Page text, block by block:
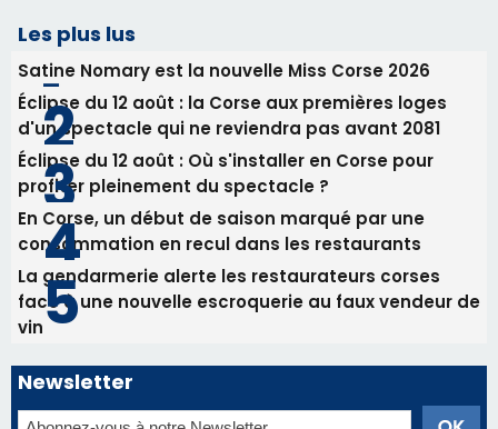
face à une nouvelle escroquerie au faux vendeur de
vin
Newsletter
Inscrivez-vous à la newsletter de CNI et recevez par
email les infos les plus importantes et une sélection de
nos meilleurs articles
Régie publicitaire